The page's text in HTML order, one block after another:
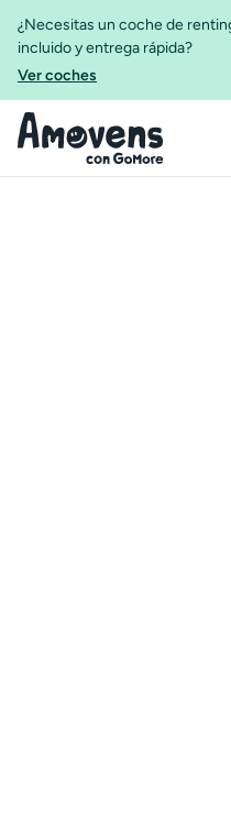
¿Necesitas un coche de
incluido y entrega rápida?
Ver coches